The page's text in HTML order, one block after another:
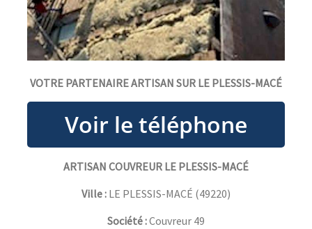
VOTRE PARTENAIRE ARTISAN SUR LE PLESSIS-MACÉ
ARTISAN COUVREUR LE PLESSIS-MACÉ
Ville : LE PLESSIS-MACÉ (49220)
Société :Couvreur 49